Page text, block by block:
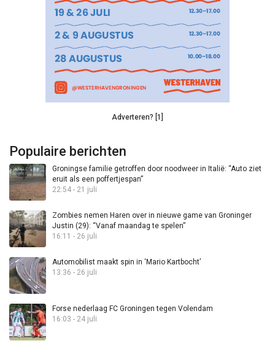
Adverteren? [1]
Populaire berichten
Groningse familie getroffen door noodweer in Italië: “Auto ziet
eruit als een poffertjespan”
22:54 - 21 juli
Zombies nemen Haren over in nieuwe game van Groninger
Justin (29): “Vanaf maandag te spelen”
16:11 - 26 juli
Automobilist maakt spin in ‘Mario Kartbocht’
13:36 - 26 juli
Forse nederlaag FC Groningen tegen Volendam
16:03 - 24 juli